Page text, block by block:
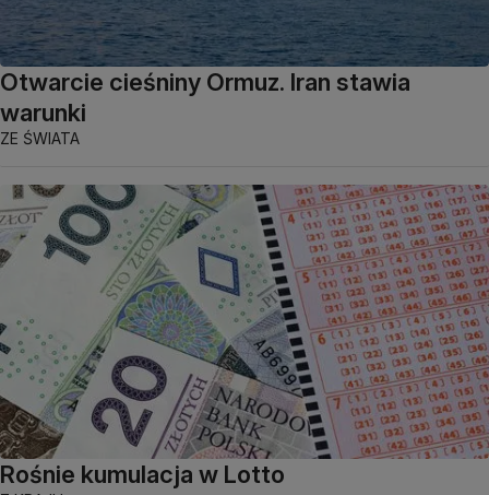
Otwarcie cieśniny Ormuz. Iran stawia
warunki
ZE ŚWIATA
Rośnie kumulacja w Lotto